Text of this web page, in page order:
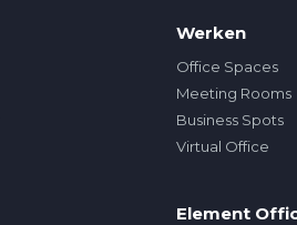
Werken
Office Spaces
Meeting Rooms
Business Spots
Virtual Office
Element